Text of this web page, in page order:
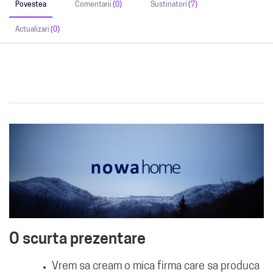
Povestea Comentarii (0) Sustinatori (7)
Actualizari (0)
O scurta prezentare
Vrem sa cream o mica firma care sa produca